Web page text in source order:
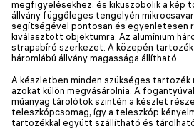
megfigyelésekhez, és kiküszöbölik a kép
állvány függőleges tengelyén
segítségével pontosan és egyenletesen
kiválasztott objektumra. Az alumínium
strapabíró szerkezet. A közepén
háromlábú állvány magassága állítható.
A készletben minden szükséges tartozék
azokat külön megvásárolnia. A
műanyag tárolótok szintén a készlet
teleszkópcsomag, így a teleszkóp
tartozékkal együtt szállítható és